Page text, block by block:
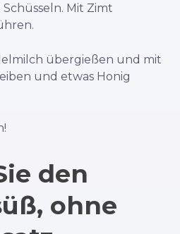
Mit Zimt
übergießen und mit
und etwas Honig
den
ohne